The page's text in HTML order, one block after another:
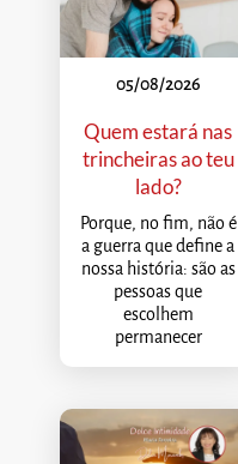
05/08/2026
Quem estará nas
trincheiras ao teu
lado?
Porque, no fim, não é
a guerra que define a
nossa história: são as
pessoas que
escolhem
permanecer